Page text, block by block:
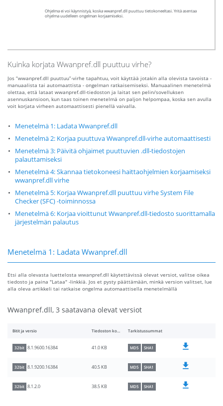
Ohjelma ei voi käynnistyä, koska wwanpref.dll puuttuu tietokoneeltasi. Yritä asentaa
ohjelma uudelleen ongelman korjaamiseksi.
Kuinka korjata Wwanpref.dll puuttuu virhe?
Jos “wwanpref.dll puuttuu”-virhe tapahtuu, voit käyttää jotakin alla olevista tavoista -
manuaalista tai automaattista - ongelman ratkaisemiseksi. Manuaalinen menetelmä
olettaa, että lataat wwanpref.dll-tiedoston ja laitat sen pelin/sovelluksen
asennuskansioon, kun taas toinen menetelmä on paljon helpompaa, koska sen avulla
voit korjata virheen automaattisesti pienellä vaivalla.
Menetelmä 1: Ladata Wwanpref.dll
Menetelmä 2: Korjaa puuttuva Wwanpref.dll-virhe automaattisesti
Menetelmä 3: Päivitä ohjaimet puuttuvien .dll-tiedostojen
palauttamiseksi
Menetelmä 4: Skannaa tietokoneesi haittaohjelmien korjaamiseksi
wwanpref.dll virhe
Menetelmä 5: Korjaa Wwanpref.dll puuttuu virhe System File
Checker (SFC) -toiminnossa
Menetelmä 6: Korjaa vioittunut Wwanpref.dll-tiedosto suorittamalla
järjestelmän palautus
Menetelmä 1: Ladata Wwanpref.dll
Etsi alla olevasta luettelosta wwanpref.dll käytettävissä olevat versiot, valitse oikea
tiedosto ja paina "Lataa" -linkkiä. Jos et pysty päättämään, minkä version valitset, lue
alla oleva artikkeli tai ratkaise ongelma automaattisella menetelmällä
Wwanpref.dll, 3 saatavana olevat versiot
Bitit ja versio Tiedoston koko Tarkistussummat
32bit 8.1.9600.16384 41.0 KB MD5 SHA1
32bit 8.1.9200.16384 40.5 KB MD5 SHA1
32bit 8.1.2.0 38.5 KB MD5 SHA1